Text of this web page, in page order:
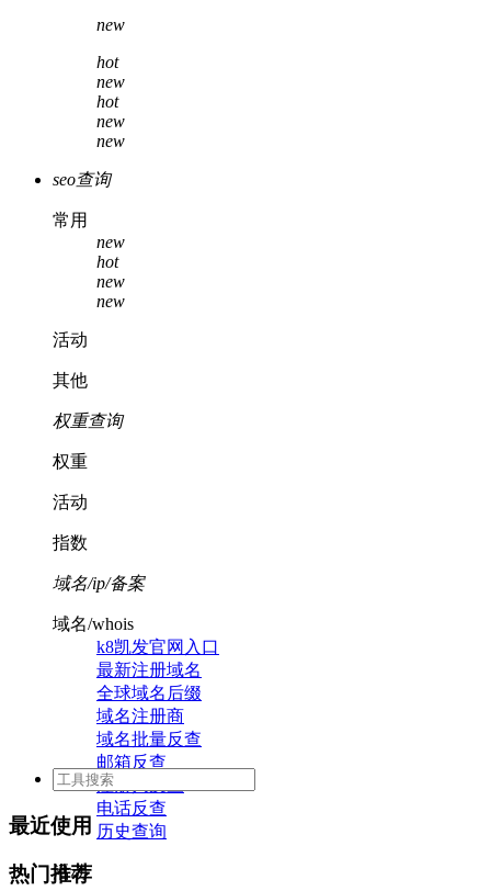
new
hot
new
hot
new
new
seo查询
常用
new
hot
new
new
活动
其他
权重查询
权重
活动
指数
域名/ip/备案
域名/whois
k8凯发官网入口
最新注册域名
全球域名后缀
域名注册商
域名批量反查
邮箱反查
注册人反查
电话反查
历史查询
活动
最近使用
热门推荐